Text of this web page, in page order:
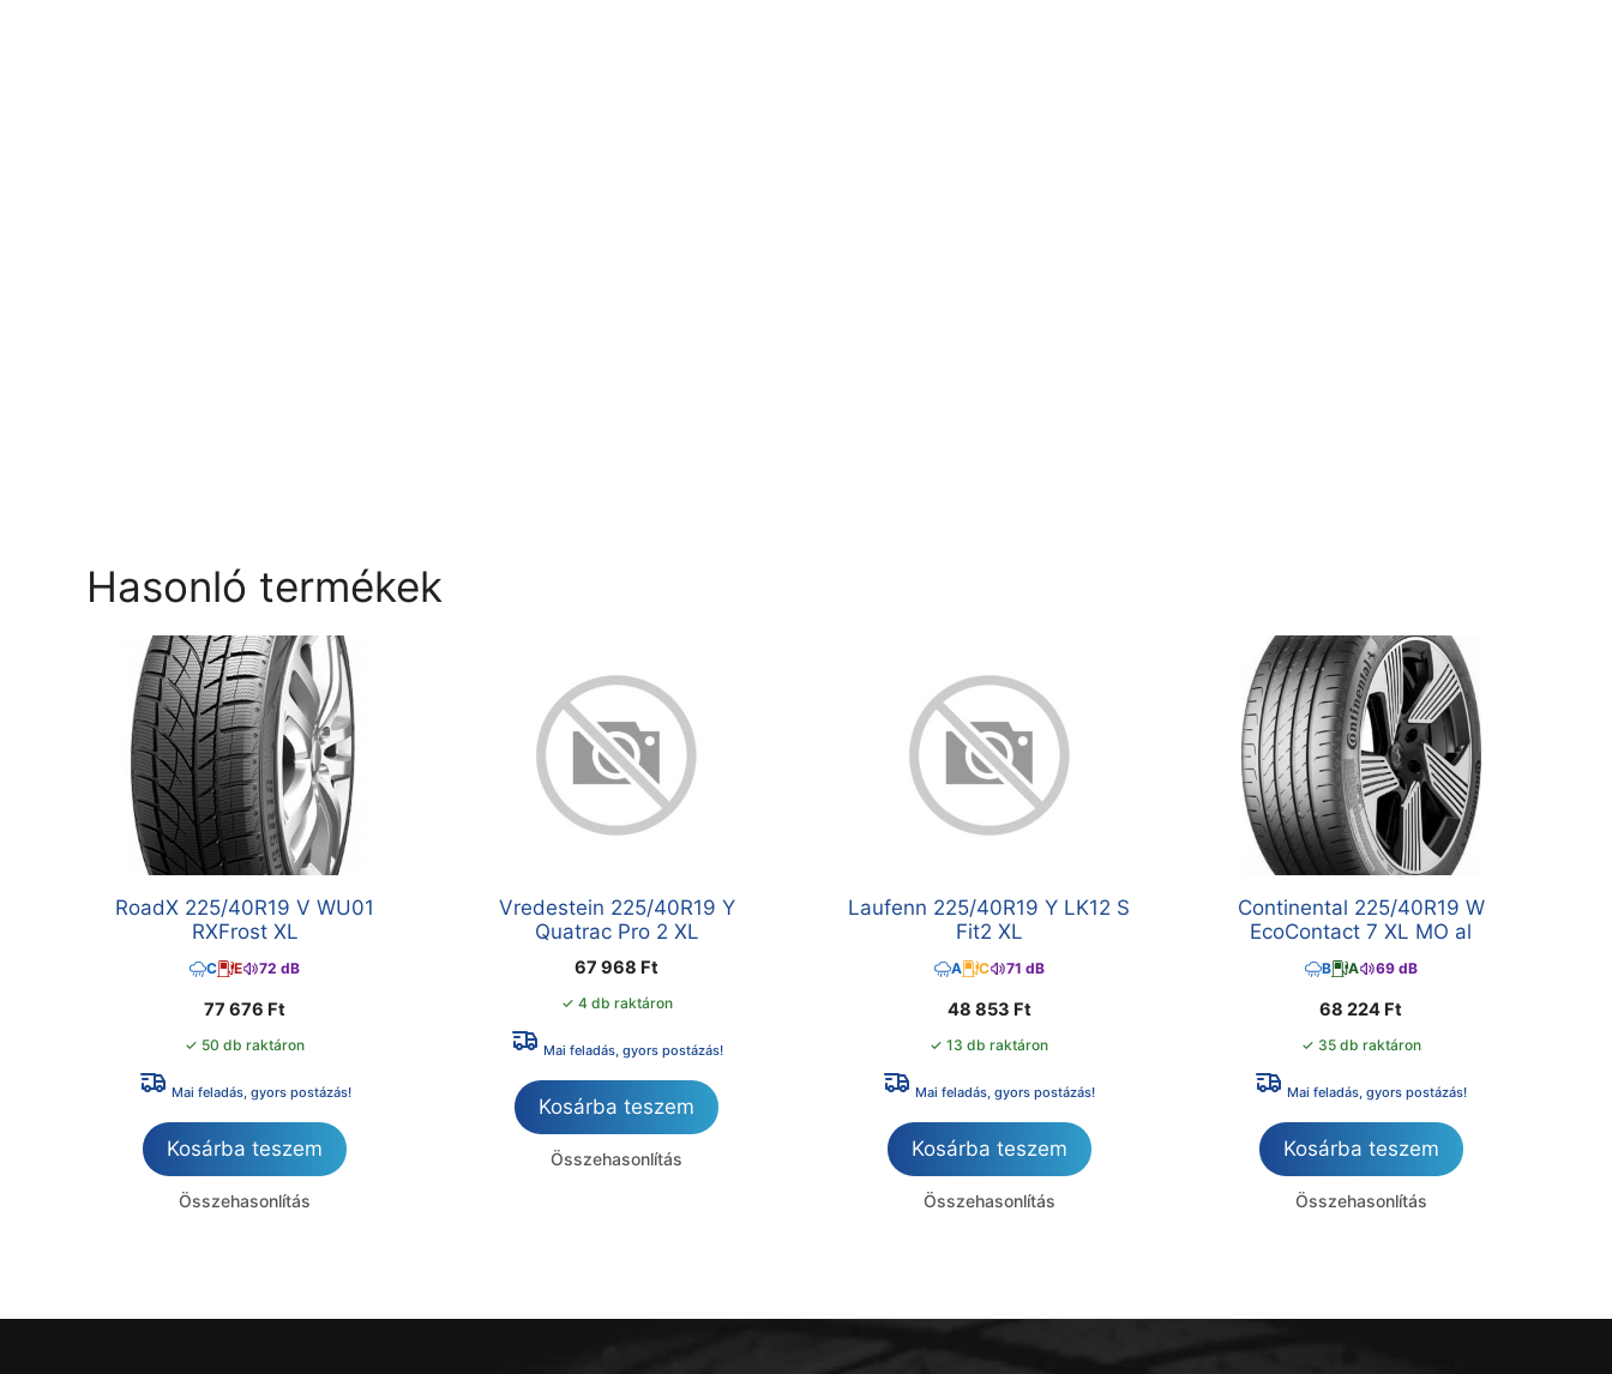
Hasonló termékek
RoadX 225/40R19 V WU01
RXFrost XL
C E 72 dB
77 676 Ft
✓ 50 db raktáron
Mai feladás, gyors postázás!
Kosárba teszem
Összehasonlítás
Vredestein 225/40R19 Y
Quatrac Pro 2 XL
67 968 Ft
✓ 4 db raktáron
Mai feladás, gyors postázás!
Kosárba teszem
Összehasonlítás
Laufenn 225/40R19 Y LK12 S
Fit2 XL
A C 71 dB
48 853 Ft
✓ 13 db raktáron
Mai feladás, gyors postázás!
Kosárba teszem
Összehasonlítás
Continental 225/40R19 W
EcoContact 7 XL MO al
B A 69 dB
68 224 Ft
✓ 35 db raktáron
Mai feladás, gyors postázás!
Kosárba teszem
Összehasonlítás